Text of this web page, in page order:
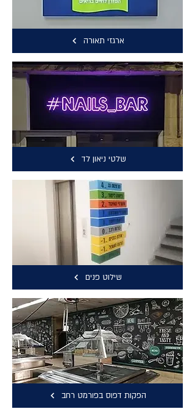
ארגזי תאורה
שלטי ניאון לד
שילוט פנים
הפקות דפוס בפורמט רחב